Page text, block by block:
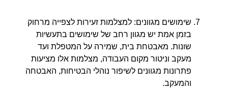
שימושים מגוונים: למצלמות זעירות לצפייה מרחוק
בזמן אמת יש מגוון רחב של שימושים בתעשיות
שונות. מאבטחת בית, שמירה על המטפלת ועד
מעקב וניטור מקום העבודה, מצלמות אלו מציעות
פתרונות מגוונים לשיפור נוהלי הבטיחות, האבטחה
והמעקב.